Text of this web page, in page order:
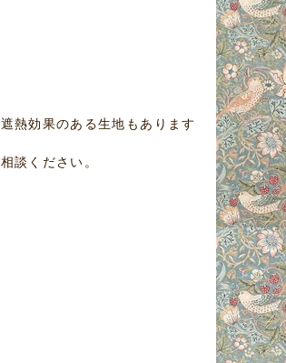
熱効果のある生地もあります
談ください。